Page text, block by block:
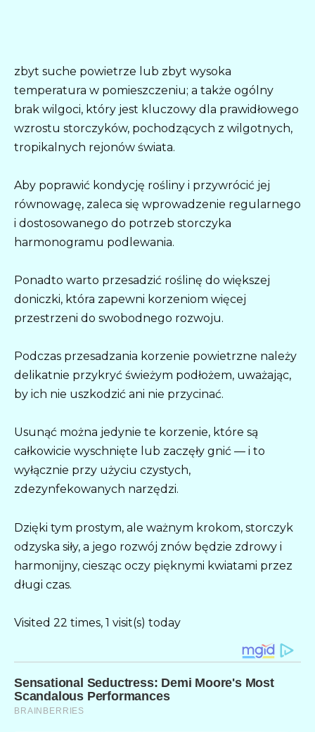
zbyt suche powietrze lub zbyt wysoka
temperatura w pomieszczeniu; a także ogólny
brak wilgoci, który jest kluczowy dla prawidłowego
wzrostu storczyków, pochodzących z wilgotnych,
tropikalnych rejonów świata.
Aby poprawić kondycję rośliny i przywrócić jej
równowagę, zaleca się wprowadzenie regularnego
i dostosowanego do potrzeb storczyka
harmonogramu podlewania.
Ponadto warto przesadzić roślinę do większej
doniczki, która zapewni korzeniom więcej
przestrzeni do swobodnego rozwoju.
Podczas przesadzania korzenie powietrzne należy
delikatnie przykryć świeżym podłożem, uważając,
by ich nie uszkodzić ani nie przycinać.
Usunąć można jedynie te korzenie, które są
całkowicie wyschnięte lub zaczęły gnić — i to
wyłącznie przy użyciu czystych,
zdezynfekowanych narzędzi.
Dzięki tym prostym, ale ważnym krokom, storczyk
odzyska siły, a jego rozwój znów będzie zdrowy i
harmonijny, ciesząc oczy pięknymi kwiatami przez
długi czas.
Visited 22 times, 1 visit(s) today